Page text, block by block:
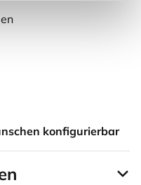
konfigurierbar